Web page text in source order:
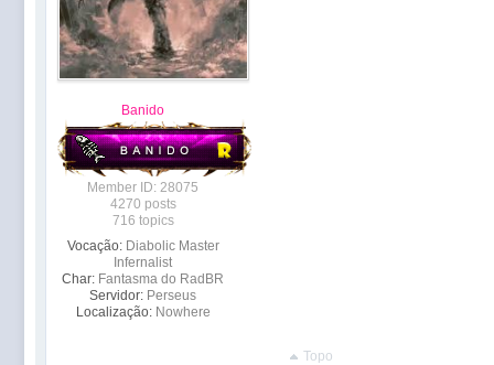
Banido
Member ID: 28075
4270 posts
716 topics
Vocação: Diabolic Master
Infernalist
Char: Fantasma do RadBR
Servidor: Perseus
Localização: Nowhere
Topo